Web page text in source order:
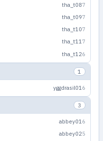
tha_t087
tha_t097
tha_t107
tha_t117
tha_t126
1
yggdrasil01 6
3
abbey016
abbey025